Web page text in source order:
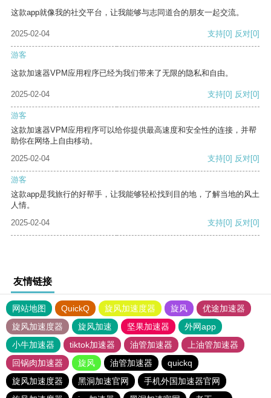
这款app就像我的社交平台，让我能够与志同道合的朋友一起交流。
2025-02-04 支持[0] 反对[0]
游客
这款加速器VPM应用程序已经为我们带来了无限的隐私和自由。
2025-02-04 支持[0] 反对[0]
游客
这款加速器VPM应用程序可以给你提供最高速度和安全性的连接，并帮
助你在网络上自由移动。
2025-02-04
支持[0] 反对[0]
游客
这款app是我旅行的好帮手，让我能够轻松找到目的地，了解当地的风土
人情。
2025-02-04
支持[0] 反对[0]
友情链接
网站地图 QuickQ 旋风加速度器 旋风
优途加速器
旋风加速度器
旋风加速 坚果加速器
外网app
小牛加速器
tiktok加速器 油管加速器
上油管加速器
回锅肉加速器
旋风 油管加速器
quickq
旋风加速度器
黑洞加速官网
手机外国加速器官网